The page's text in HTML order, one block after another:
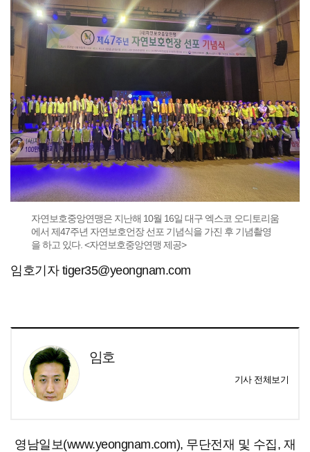
자연보호중앙연맹은 지난해 10월 16일 대구 엑스코 오디토리움
에서 제47주년 자연보호언장 선포 기념식을 가진 후 기념촬영
을 하고 있다. <자연보호중앙연맹 제공>
임호기자 tiger35@yeongnam.com
임호
기사 전체보기
영남일보(www.yeongnam.com), 무단전재 및 수집, 재